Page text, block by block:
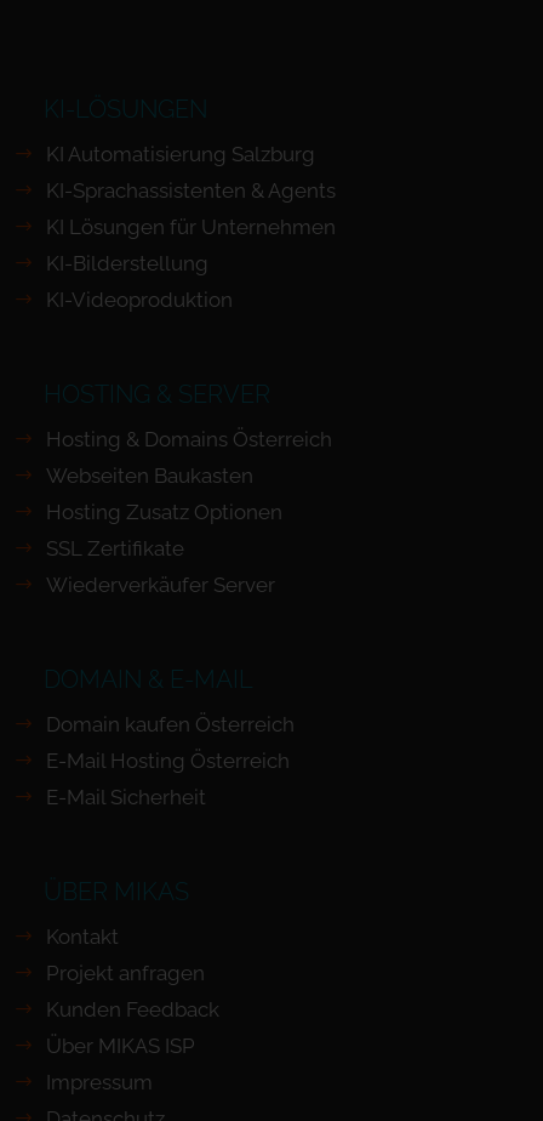
KI-LÖSUNGEN
KI Automatisierung Salzburg
KI-Sprachassistenten & Agents
KI Lösungen für Unternehmen
KI-Bilderstellung
KI-Videoproduktion
HOSTING & SERVER
Hosting & Domains Österreich
Webseiten Baukasten
Hosting Zusatz Optionen
SSL Zertifikate
Wiederverkäufer Server
DOMAIN & E-MAIL
Domain kaufen Österreich
E-Mail Hosting Österreich
E-Mail Sicherheit
ÜBER MIKAS
Kontakt
Projekt anfragen
Kunden Feedback
Über MIKAS ISP
Impressum